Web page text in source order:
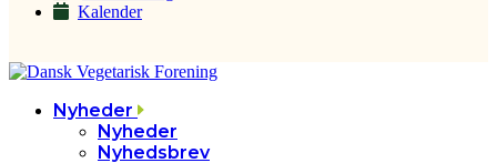
Kalender
Nyheder
Nyheder
Nyhedsbrev